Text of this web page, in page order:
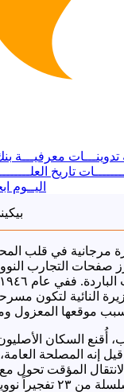
تدوينـــات معرفيـــة
تاريخ
اليــوم
مرجانية في قلب
صفحات التجارب
النائية لتكون مسرحاً
أُقنع السكان
إنه المصلحة
المؤقت تحول